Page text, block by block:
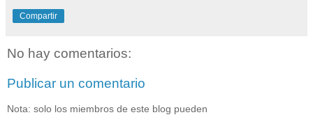
Compartir
No hay comentarios:
Publicar un comentario
Nota: solo los miembros de este blog pueden